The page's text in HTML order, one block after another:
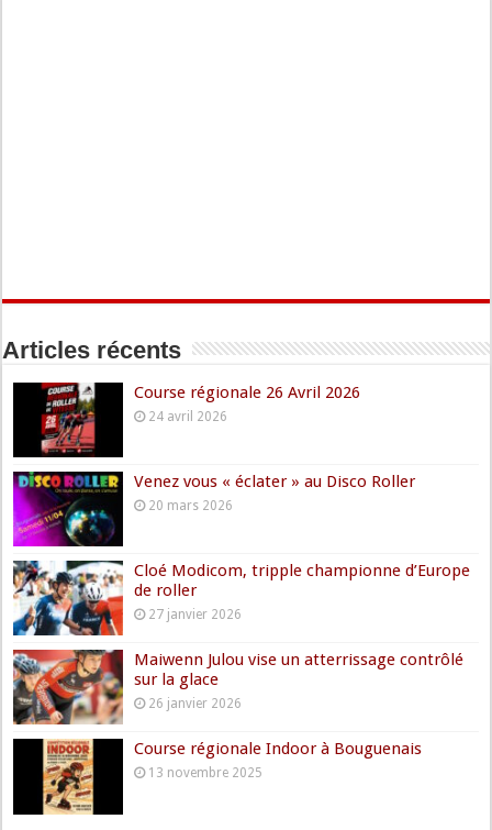
Articles récents
Course régionale 26 Avril 2026
24 avril 2026
Venez vous « éclater » au Disco Roller
20 mars 2026
Cloé Modicom, tripple championne d’Europe
de roller
27 janvier 2026
Maiwenn Julou vise un atterrissage contrôlé
sur la glace
26 janvier 2026
Course régionale Indoor à Bouguenais
13 novembre 2025